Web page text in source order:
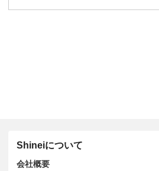
Shineiについて
会社概要